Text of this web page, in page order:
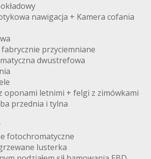
nawigacja + Kamera cofania
przyciemniane
dwustrefowa
oponami letnimi + felgi z zimówkami
przednia i tylna
fotochromatyczne
lusterka